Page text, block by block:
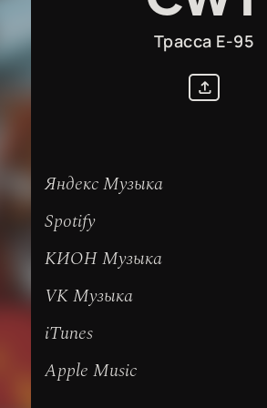
Трасса Е-95
Яндекс Музыка
Spotify
КИОН Музыка
VK Музыка
iTunes
Apple Music